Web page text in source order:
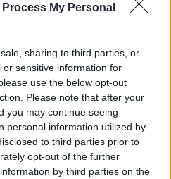
Process My Personal
sharing to third parties, or
sensitive information for
use the below opt-out
Please note that after your
you may continue seeing
personal information utilized by
to third parties prior to
opt-out of the further
by third parties on the
és
foci vb -